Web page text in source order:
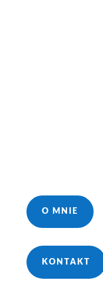
O MNIE
KONTAKT